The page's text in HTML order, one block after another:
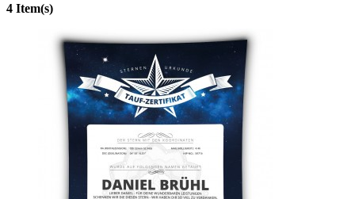
4 Item(s)